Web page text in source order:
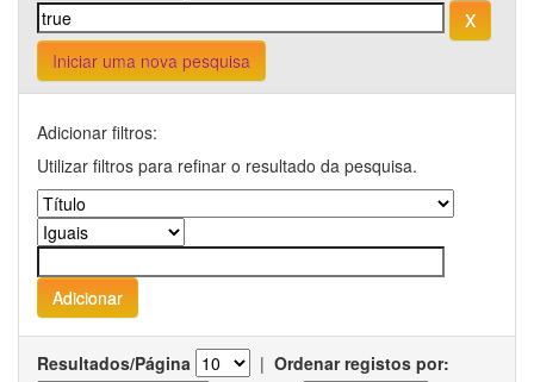
Iniciar uma nova pesquisa
Adicionar filtros:
Utilizar filtros para refinar o resultado da pesquisa.
Resultados/Página | Ordenar registos por: